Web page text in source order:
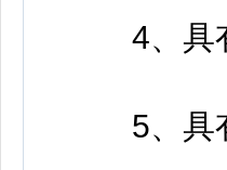
4、具有
5、具有